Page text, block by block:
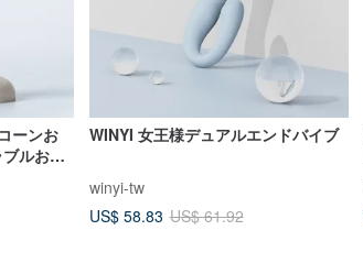
ーンお
ルおも
WINYI 女王様デュアルエンドバイブ
winyi-tw
US$ 58.83 US$ 61.92